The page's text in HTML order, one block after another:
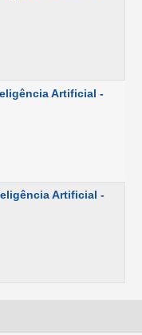
Artificial -
Artificial -